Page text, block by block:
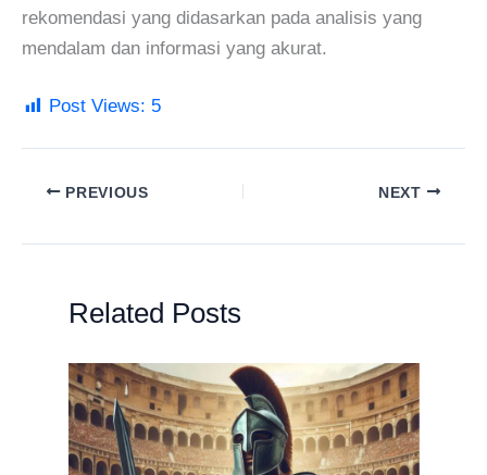
rekomendasi yang didasarkan pada analisis yang
mendalam dan informasi yang akurat.
Post Views: 5
PREVIOUS NEXT
Related Posts